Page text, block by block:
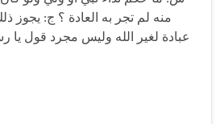
منه لم تجر به العادة ؟ ج: يجوز
عبادة لغير الله وليس مجرد قول يا